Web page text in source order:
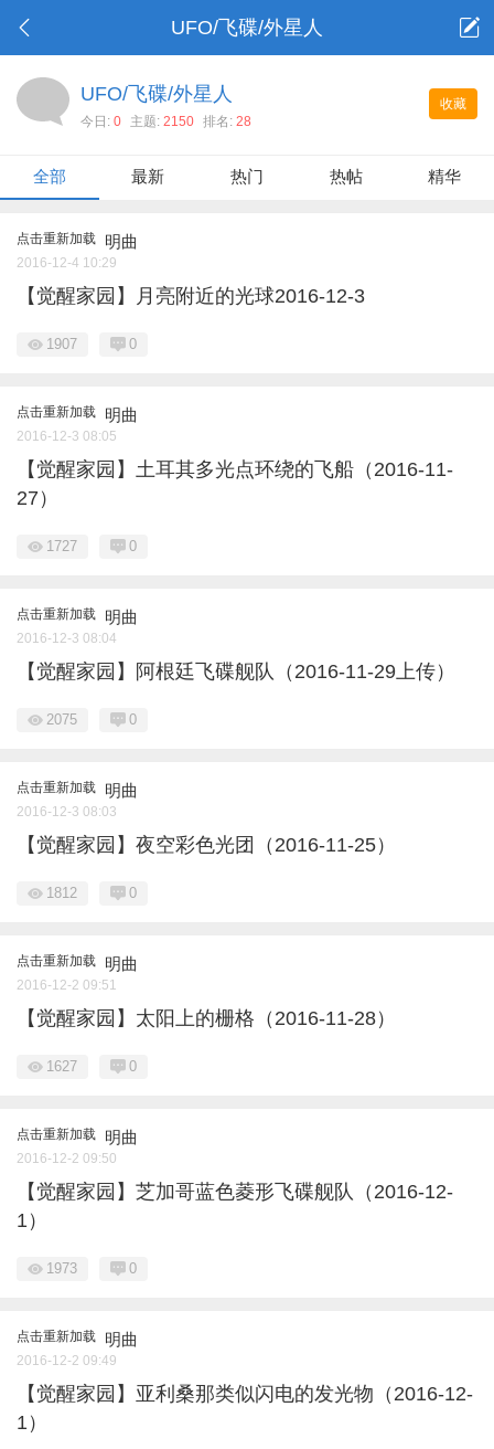
UFO/飞碟/外星人
收藏
UFO/飞碟/外星人
今日: 0 主题: 2150 排名: 28
全部 最新 热门 热帖 精华
点击重新加载 明曲
2016-12-4 10:29
【觉醒家园】月亮附近的光球2016-12-3
1907 0
点击重新加载 明曲
2016-12-3 08:05
【觉醒家园】土耳其多光点环绕的飞船（2016-11-
27）
1727 0
点击重新加载 明曲
2016-12-3 08:04
【觉醒家园】阿根廷飞碟舰队（2016-11-29上传）
2075 0
点击重新加载 明曲
2016-12-3 08:03
【觉醒家园】夜空彩色光团（2016-11-25）
1812 0
点击重新加载 明曲
2016-12-2 09:51
【觉醒家园】太阳上的栅格（2016-11-28）
1627 0
点击重新加载 明曲
2016-12-2 09:50
【觉醒家园】芝加哥蓝色菱形飞碟舰队（2016-12-
1）
1973 0
点击重新加载 明曲
2016-12-2 09:49
【觉醒家园】亚利桑那类似闪电的发光物（2016-12-
1）